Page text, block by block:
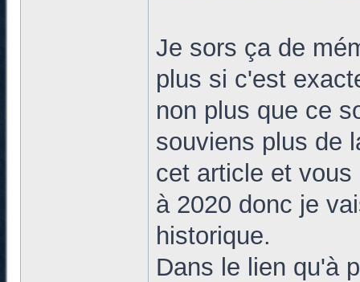
Je sors ça de
plus si c'est
non plus que ce
souviens plus de
cet article et
à 2020 donc je
historique.
Dans le lien qu'à